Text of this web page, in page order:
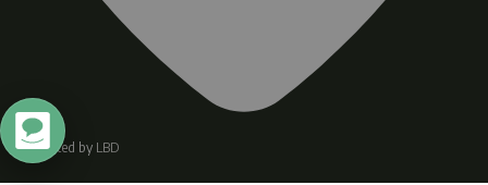
Crafted by LBD